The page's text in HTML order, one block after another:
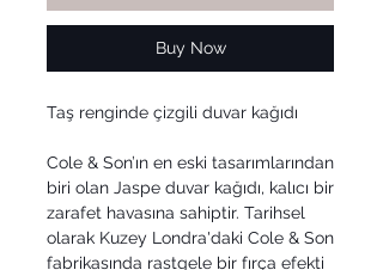
Buy Now
Taş renginde çizgili duvar kağıdı
Cole & Son’ın en eski tasarımlarından
biri olan Jaspe duvar kağıdı, kalıcı bir
zarafet havasına sahiptir. Tarihsel
olarak Kuzey Londra'daki Cole & Son
fabrikasında rastgele bir fırça efekti